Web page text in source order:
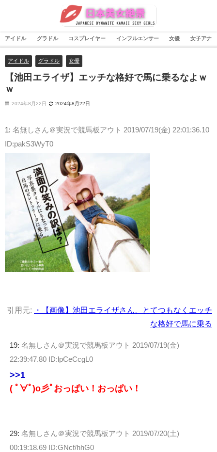
アイドル グラドル コスプレイヤー インフルエンサー 女優 女子アナ
アイドル グラドル 女優
【池田エライザ】エッチな格好で馬に乗るなよｗ
ｗ
2024年8月22日 2024年8月22日
1: 名無しさん＠実況で競馬板アウト 2019/07/19(金) 22:01:36.10
ID:pakS3WyT0
引用元:
・【画像】池田エライザさん、とてつもなくエッチ
な格好で馬に乗る
19: 名無しさん＠実況で競馬板アウト 2019/07/19(金)
22:39:47.80 ID:lpCeCcgL0
>>1
( ﾟ∀ﾟ)o彡ﾟおっぱい！おっぱい！
29: 名無しさん＠実況で競馬板アウト 2019/07/20(土)
00:19:18.69 ID:GNcf/hhG0